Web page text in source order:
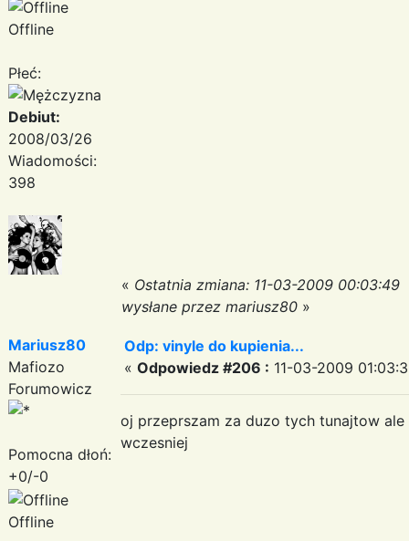
Offline
Płeć:
Debiut:
2008/03/26
Wiadomości:
398
« Ostatnia zmiana: 11-03-2009 00:03:49
wysłane przez mariusz80 »
Mariusz80
Mafiozo
Forumowicz
Pomocna dłoń:
+0/-0
Offline
Odp: vinyle do kupienia...
« Odpowiedz #206 : 11-03-2009
oj przeprszam za duzo tych tunajtow
wczesniej